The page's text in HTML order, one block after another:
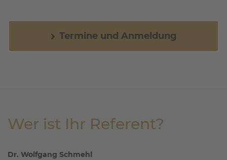
Termine und Anmeldung
Wer ist Ihr Referent?
Dr. Wolfgang Schmehl